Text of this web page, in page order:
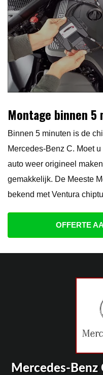
Montage binnen 5
Binnen 5 minuten is de
Mercedes-Benz C. Moet
auto weer origineel
gemakkelijk. De Meeste
bekend met Ventura
OFFERTE
Mercedes-